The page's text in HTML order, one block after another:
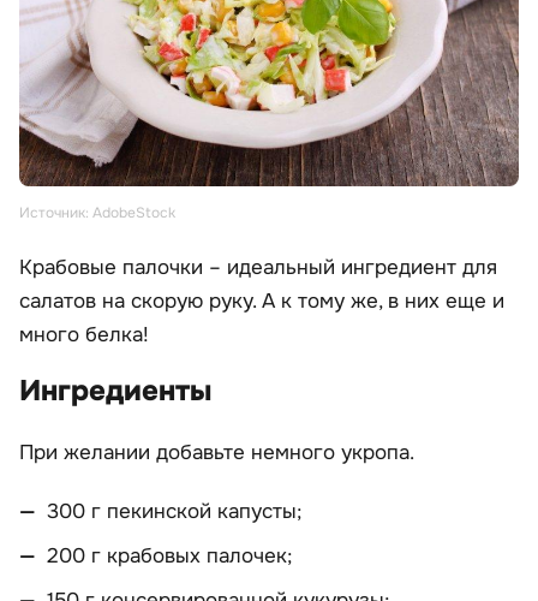
Источник: AdobeStock
Крабовые палочки – идеальный ингредиент для
салатов на скорую руку. А к тому же, в них еще и
много белка!
Ингредиенты
При желании добавьте немного укропа.
300 г пекинской капусты;
200 г крабовых палочек;